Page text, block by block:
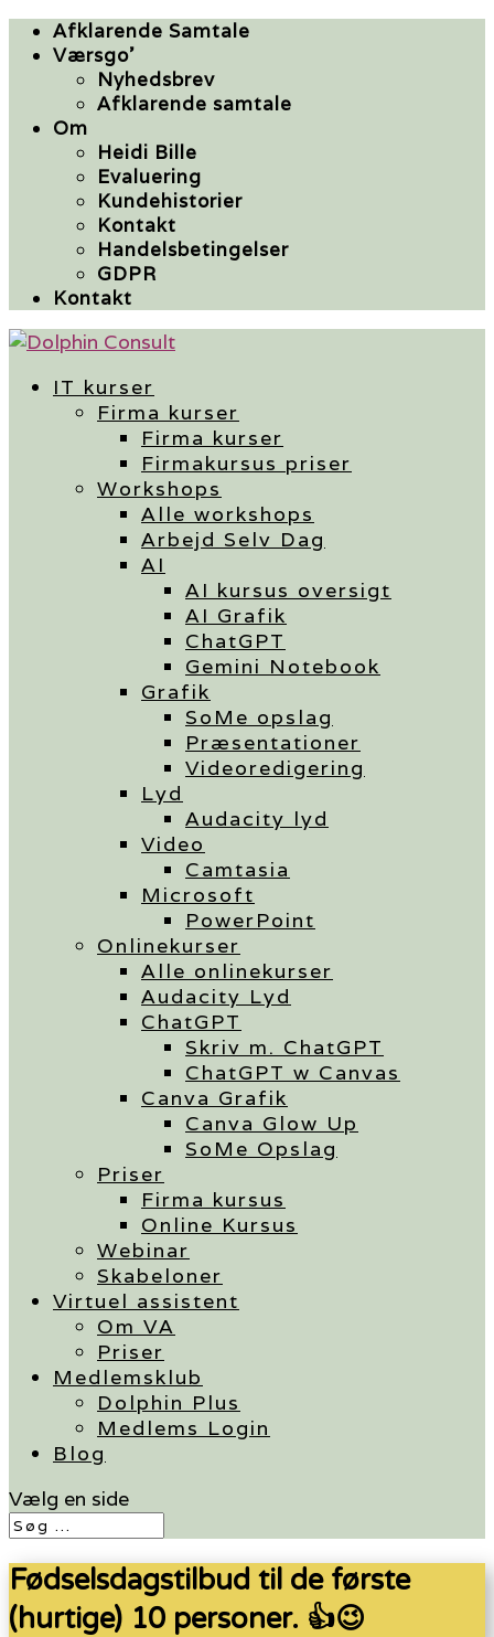
Afklarende Samtale
Værsgo’
Nyhedsbrev
Afklarende samtale
Om
Heidi Bille
Evaluering
Kundehistorier
Kontakt
Handelsbetingelser
GDPR
Kontakt
IT kurser
Firma kurser
Firma kurser
Firmakursus priser
Workshops
Alle workshops
Arbejd Selv Dag
AI
AI kursus oversigt
AI Grafik
ChatGPT
Gemini Notebook
Grafik
SoMe opslag
Præsentationer
Videoredigering
Lyd
Audacity lyd
Video
Camtasia
Microsoft
PowerPoint
Onlinekurser
Alle onlinekurser
Audacity Lyd
ChatGPT
Skriv m. ChatGPT
ChatGPT w Canvas
Canva Grafik
Canva Glow Up
SoMe Opslag
Priser
Firma kursus
Online Kursus
Webinar
Skabeloner
Virtuel assistent
Om VA
Priser
Medlemsklub
Dolphin Plus
Medlems Login
Blog
Vælg en side
Fødselsdagstilbud til de første
(hurtige) 10 personer. 👍😉